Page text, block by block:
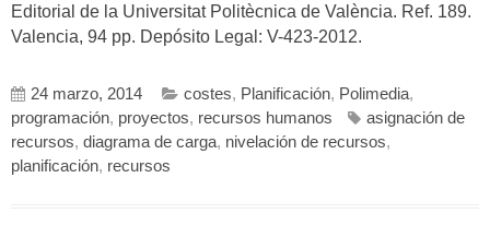
Editorial de la Universitat Politècnica de València. Ref. 189.
Valencia, 94 pp. Depósito Legal: V-423-2012.
24 marzo, 2014 costes, Planificación, Polimedia,
programación, proyectos, recursos humanos
asignación de
recursos, diagrama de carga, nivelación de recursos,
planificación, recursos